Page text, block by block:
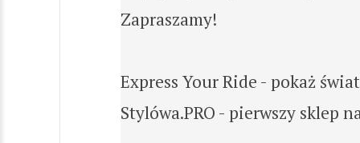
Zapraszamy!
Express Your Ride - pokaż
Stylówa.PRO - pierwszy sklep